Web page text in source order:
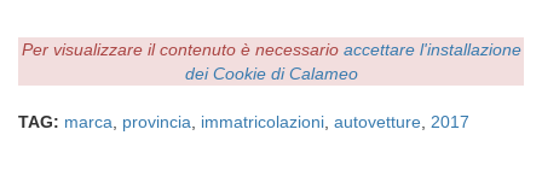
Per visualizzare il contenuto è necessario accettare l'installazione
dei Cookie di Calameo
TAG: marca provincia immatricolazioni autovetture 2017